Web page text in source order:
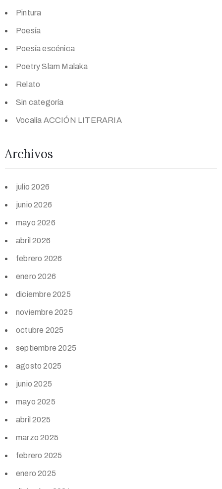
Pintura
Poesía
Poesía escénica
Poetry Slam Malaka
Relato
Sin categoría
Vocalía ACCIÓN LITERARIA
Archivos
julio 2026
junio 2026
mayo 2026
abril 2026
febrero 2026
enero 2026
diciembre 2025
noviembre 2025
octubre 2025
septiembre 2025
agosto 2025
junio 2025
mayo 2025
abril 2025
marzo 2025
febrero 2025
enero 2025